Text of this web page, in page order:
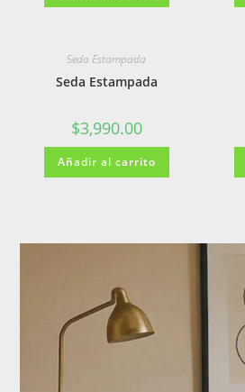
Seda Estampada
Seda Estampada
$3,990.00
Añadir al carrito